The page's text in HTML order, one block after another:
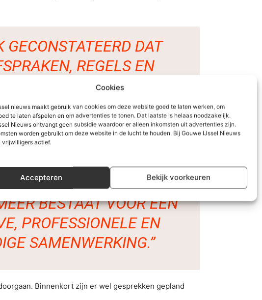
Cookies
nieuws maakt gebruik van cookies om deze website goed te laten werken, om
te laten afspelen en om advertenties te tonen. Dat laatste is helaas noodzakelijk.
Nieuws ontvangt geen subsidie waardoor er alleen inkomsten uit advertenties zijn.
worden gebruikt om deze website in de lucht te houden. Bij Gouwe IJssel Nieuws
vrijwilligers actief.
Accepteren Bekijk voorkeuren
GECONSTATEERD DAT
REGELS EN
WERDEN
HEB IK EEN GEBREK
SERIEUSHEID
CONSISTENTIE ERVAREN.
IN COMMUNICATIE EN
ERTOE GELEID DAT VOOR
BESTAAT VOOR EEN
PROFESSIONELE EN
SAMENWERKING.”
Binnenkort zijn er wel gesprekken gepland